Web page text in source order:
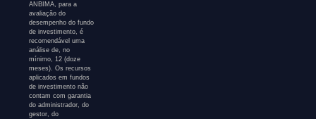
ANBIMA, para a
avaliação do
desempenho do fundo
de investimento, é
recomendável uma
análise de, no
mínimo, 12 (doze
meses). Os recursos
aplicados em fundos
de investimento não
contam com garantia
do administrador, do
gestor, do